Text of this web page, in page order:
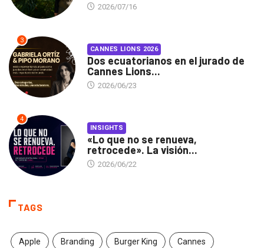
2026/07/16
3
CANNES LIONS 2026
Dos ecuatorianos en el jurado de
Cannes Lions...
2026/06/23
4
INSIGHTS
«Lo que no se renueva,
retrocede». La visión...
2026/06/22
TAGS
Apple Branding Burger King Cannes